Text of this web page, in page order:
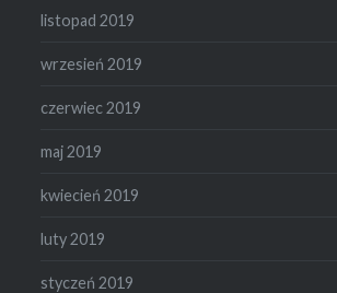
listopad 2019
wrzesień 2019
czerwiec 2019
maj 2019
kwiecień 2019
luty 2019
styczeń 2019